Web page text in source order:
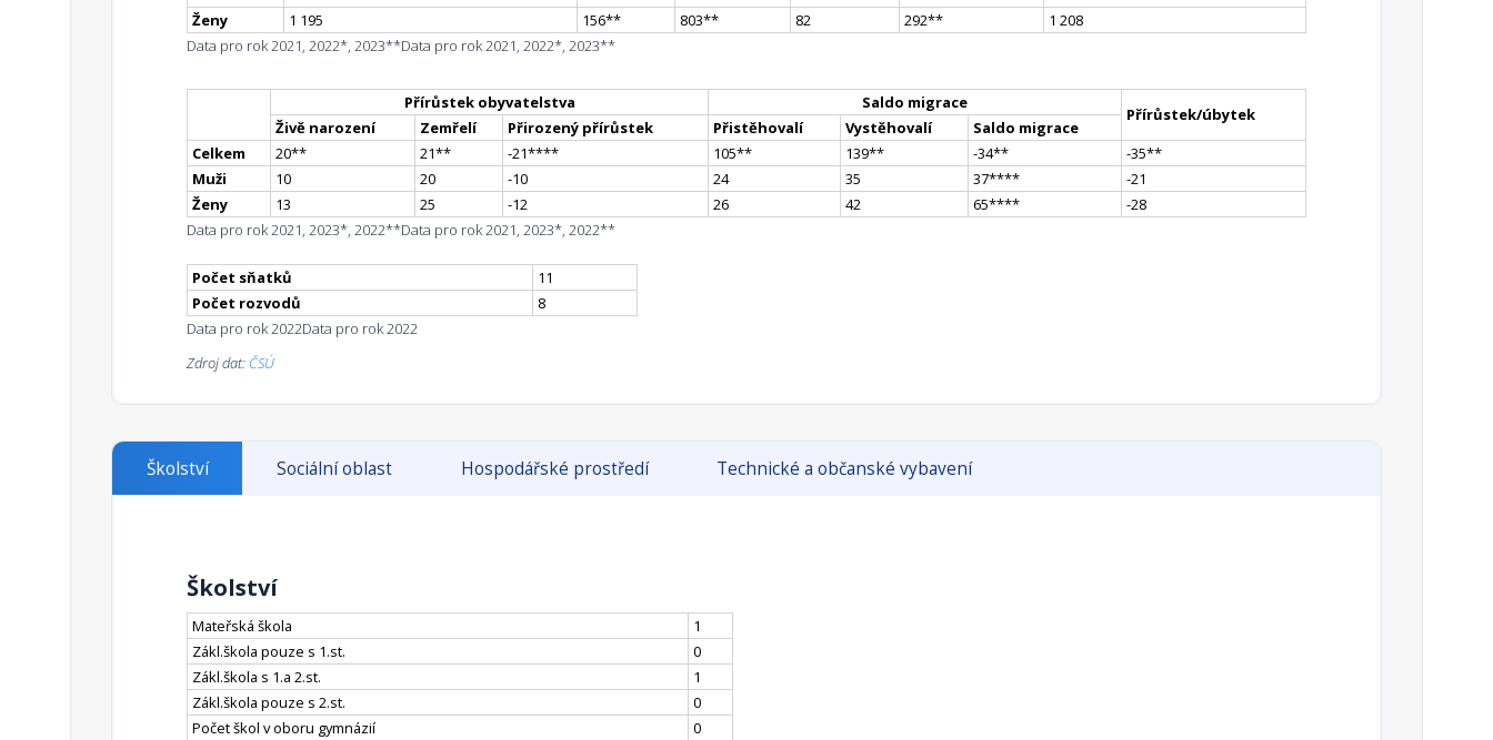
Ženy
1 195 156** 803** 82 292**
1 208
Data pro rok 2021, 2022*, 2023**Data pro rok 2021, 2022*, 2023**
Přírůstek obyvatelstva Saldo migrace
Přírůstek/úbytek
Živě narození Zemřelí Přirozený přírůstek Přistěhovalí Vystěhovalí
Saldo migrace
Celkem
20** 21** -21**** 105** 139** -34** -35**
Muži
10 20 -10 24 35 37****
-21
Ženy
13 25 -12 26 42 65****
-28
Data pro rok 2021, 2023*, 2022**Data pro rok 2021, 2023*, 2022**
Počet sňatků
11
Počet rozvodů
8
Data pro rok 2022Data pro rok 2022
Zdroj dat: ČSÚ
Školství Sociální oblast Hospodářské prostředí Technické a občanské vybavení
Školství
Mateřská škola
1
Zákl.škola pouze s 1.st.
0
Zákl.škola s 1.a 2.st.
1
Zákl.škola pouze s 2.st.
0
Počet škol v oboru gymnázií
0